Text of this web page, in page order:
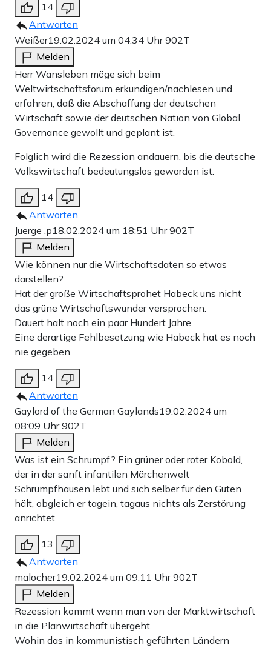
14
Antworten
Weißer19.02.2024 um 04:34 Uhr902T
Melden
Herr Wansleben möge sich beim
Weltwirtschaftsforum erkundigen/nachlesen und
erfahren, daß die Abschaffung der deutschen
Wirtschaft sowie der deutschen Nation von Global
Governance gewollt und geplant ist.
Folglich wird die Rezession andauern, bis die deutsche
Volkswirtschaft bedeutungslos geworden ist.
14
Antworten
Juerge ,p18.02.2024 um 18:51 Uhr902T
Melden
Wie können nur die Wirtschaftsdaten so etwas
darstellen?
Hat der große Wirtschaftsprohet Habeck uns nicht
das grüne Wirtschaftswunder versprochen.
Dauert halt noch ein paar Hundert Jahre.
Eine derartige Fehlbesetzung wie Habeck hat es noch
nie gegeben.
14
Antworten
Gaylord of the German Gaylands19.02.2024 um
08:09 Uhr902T
Melden
Was ist ein Schrumpf? Ein grüner oder roter Kobold,
der in der sanft infantilen Märchenwelt
Schrumpfhausen lebt und sich selber für den Guten
hält, obgleich er tagein, tagaus nichts als Zerstörung
anrichtet.
13
Antworten
malocher19.02.2024 um 09:11 Uhr902T
Melden
Rezession kommt wenn man von der Marktwirtschaft
in die Planwirtschaft übergeht.
Wohin das in kommunistisch geführten Ländern